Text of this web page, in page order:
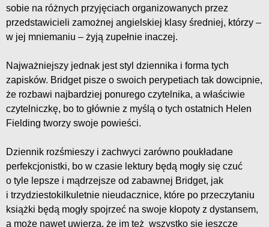
sobie na różnych przyjęciach organizowanych przez
przedstawicieli zamożnej angielskiej klasy średniej, którzy –
w jej mniemaniu – żyją zupełnie inaczej.
Najważniejszy jednak jest styl dziennika i forma tych
zapisków. Bridget pisze o swoich perypetiach tak dowcipnie,
że rozbawi najbardziej ponurego czytelnika, a właściwie
czytelniczkę, bo to głównie z myślą o tych ostatnich Helen
Fielding tworzy swoje powieści.
Dziennik rozśmieszy i zachwyci zarówno poukładane
perfekcjonistki, bo w czasie lektury będą mogły się czuć
o tyle lepsze i mądrzejsze od zabawnej Bridget, jak
i trzydziestokilkuletnie nieudacznice, które po przeczytaniu
książki będą mogły spojrzeć na swoje kłopoty z dystansem,
a może nawet uwierzą, że im też wszystko się jeszcze